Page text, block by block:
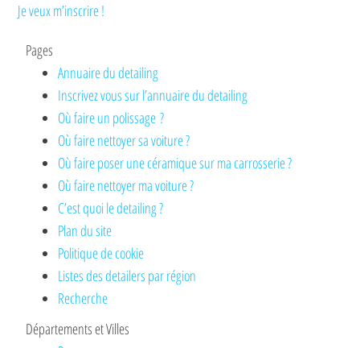
Je veux m’inscrire !
Pages
Annuaire du detailing
Inscrivez vous sur l’annuaire du detailing
Où faire un polissage ?
Où faire nettoyer sa voiture ?
Où faire poser une céramique sur ma carrosserie ?
Où faire nettoyer ma voiture ?
C’est quoi le detailing ?
Plan du site
Politique de cookie
Listes des detailers par région
Recherche
Départements et Villes